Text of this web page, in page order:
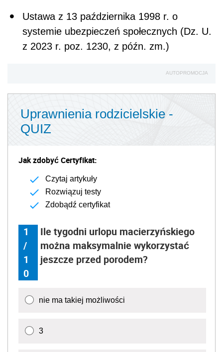
Ustawa z 13 października 1998 r. o
systemie ubezpieczeń społecznych (Dz. U.
z 2023 r. poz. 1230, z późn. zm.)
AUTOPROMOCJA
Uprawnienia rodzicielskie -
QUIZ
Jak zdobyć Certyfikat:
Czytaj artykuły
Rozwiązuj testy
Zdobądź certyfikat
1
/
1
0
Ile tygodni urlopu macierzyńskiego
można maksymalnie wykorzystać
jeszcze przed porodem?
nie ma takiej możliwości
3